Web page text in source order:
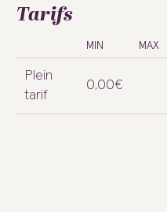
Tarifs
MIN MAX
Plein
tarif
0,00€